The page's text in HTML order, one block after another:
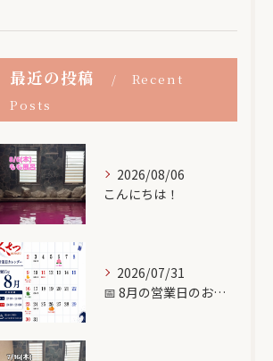
最近の投稿
Recent
Posts
2026/08/06
こんにちは！
2026/07/31
📅 8月の営業日のお知らせ♨️